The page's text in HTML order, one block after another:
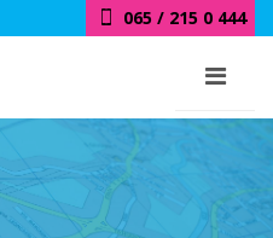
065 / 215 0 444